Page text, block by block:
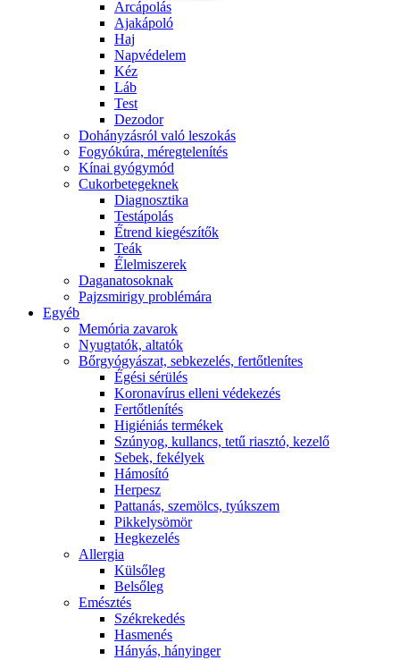
Arcápolás
Ajakápoló
Haj
Napvédelem
Kéz
Láb
Test
Dezodor
Dohányzásról való leszokás
Fogyókúra, méregtelenítés
Kínai gyógymód
Cukorbetegeknek
Diagnosztika
Testápolás
É́trend kiegészítők
Teák
É́lelmiszerek
Daganatosoknak
Pajzsmirigy problémára
Egyéb
Memória zavarok
Nyugtatók, altatók
Bőrgyógyászat, sebkezelés, fertőtlenítes
É́gési sérülés
Koronavírus elleni védekezés
Fertőtlenítés
Higiéniás termékek
Szúnyog, kullancs, tetű riasztó, kezelő
Sebek, fekélyek
Hámosító
Herpesz
Pattanás, szemölcs, tyúkszem
Pikkelysömör
Hegkezelés
Allergia
Külsőleg
Belsőleg
Emésztés
Székrekedés
Hasmenés
Hányás, hányinger